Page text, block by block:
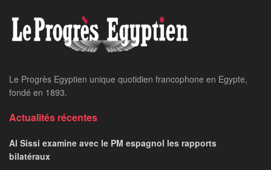
Le Progrès Egyptien unique quotidien francophone en Egypte,
fondé en 1893.
Actualités récentes
Al Sissi examine avec le PM espagnol les rapports
bilatéraux